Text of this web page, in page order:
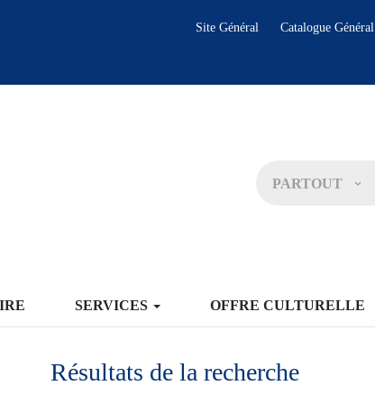
Site Général Catalogue Général
PARTOUT
SERVICES OFFRE CULTURELLE
Résultats de la recherche